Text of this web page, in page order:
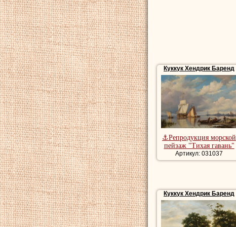
Куккук Хендрик Баренд
⚓Репродукция морской
пейзаж "Тихая гавань"
Артикул: 031037
Куккук Хендрик Баренд